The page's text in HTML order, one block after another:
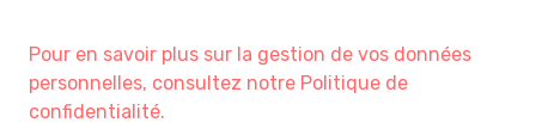
Pour en savoir plus sur la gestion de vos données
personnelles, consultez notre Politique de
confidentialité.